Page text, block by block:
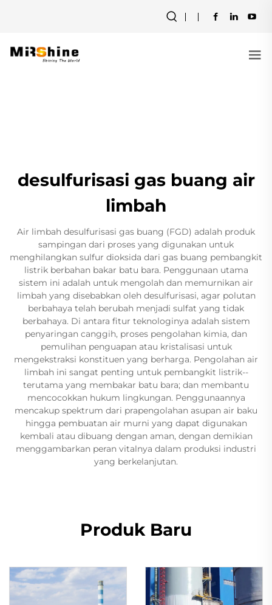
desulfurisasi gas buang air
limbah
Air limbah desulfurisasi gas buang (FGD) adalah produk
sampingan dari proses yang digunakan untuk
menghilangkan sulfur dioksida dari gas buang pembangkit
listrik berbahan bakar batu bara. Penggunaan utama
sistem ini adalah untuk mengolah dan memurnikan air
limbah yang disebabkan oleh desulfurisasi, agar polutan
berbahaya telah berubah menjadi sulfat yang tidak
berbahaya. Di antara fitur teknologinya adalah sistem
penyaringan canggih, proses pengolahan kimia, dan
pemulihan penguapan atau kristalisasi untuk
mengekstraksi konstituen yang berharga. Pengolahan air
limbah ini sangat penting untuk pembangkit listrik--
terutama yang membakar batu bara; dan membantu
mencocokkan hukum lingkungan. Penggunaannya
mencakup spektrum dari prapengolahan asupan air baku
hingga pembuatan air murni yang dapat digunakan
kembali atau dibuang dengan aman, dengan demikian
menggambarkan peran vitalnya dalam produksi industri
yang berkelanjutan.
Produk Baru